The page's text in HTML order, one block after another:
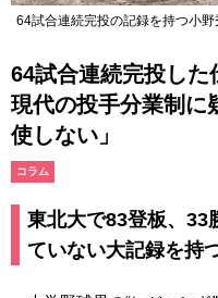
64試合連続完投の記録を持つ小野
64試合連続完投し
現代の投手分業制に
使しない」
コラム
東北大で83登板、
ていない大記録を持